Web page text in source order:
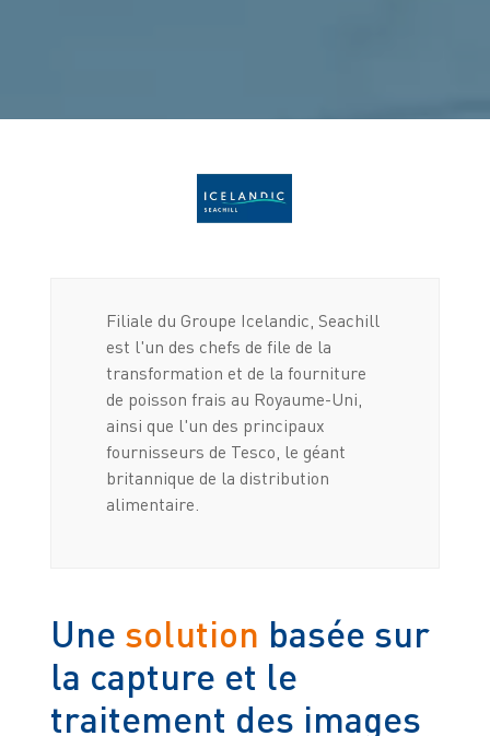
Filiale du Groupe Icelandic, Seachill
est l'un des chefs de file de la
transformation et de la fourniture
de poisson frais au Royaume-Uni,
ainsi que l'un des principaux
fournisseurs de Tesco, le géant
britannique de la distribution
alimentaire.
Une solution basée sur
la capture et le
traitement des images